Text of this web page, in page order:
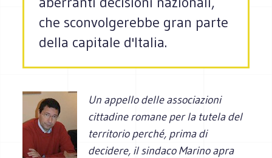
che sconvolgerebbe gran parte
della capitale d'Italia.
Un appello delle associazioni
cittadine romane per la tutela del
territorio perché, prima di
decidere, il sindaco Marino apra